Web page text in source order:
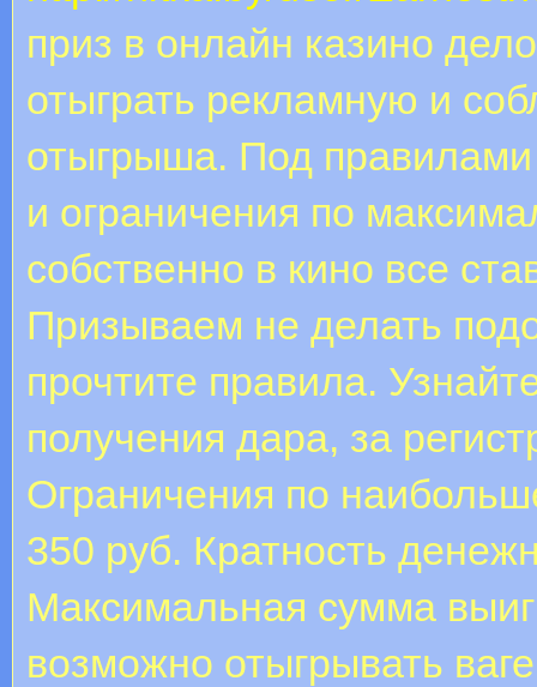
приз в онлайн казино
отыграть рекламную и
отыгрыша. Под правилами
и ограничения по
собственно в кино все
Призываем не делать
прочтите правила.
получения дара, за
Ограничения по
350 руб. Кратность
Максимальная сумма
возможно отыгрывать